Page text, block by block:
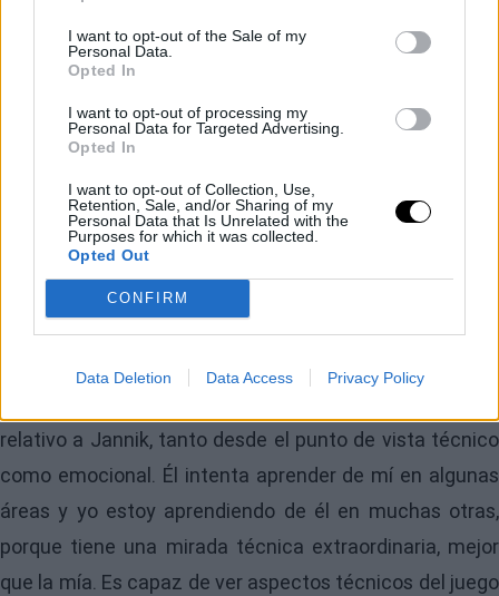
I want to opt-out of the Sale of my
Personal Data.
Opted In
I want to opt-out of processing my
Personal Data for Targeted Advertising.
Opted In
I want to opt-out of Collection, Use,
Retention, Sale, and/or Sharing of my
Personal Data that Is Unrelated with the
Purposes for which it was collected.
Opted Out
CONFIRM
Data Deletion Data Access Privacy Policy
mucho de las victorias, porque es fundamental “ir a la
escuela” en cada partido de tenis. Gane o pierda,
observa todo a través de la misma lente: ‘¿Cómo puedo
mejorar hoy?’. Esa es su fortaleza”
Su trabajo junto a Simone
Vagnozzi
“Él es el entrenador principal. Creo que el motivo por el
que nuestra relación funciona tan bien es que nuestros
roles están bastante definidos, aunque se entrelazan de
relativo a Jannik, tanto desde el punto de vista técnico
como emocional. Él intenta aprender de mí en algunas
áreas y yo estoy aprendiendo de él en muchas otras,
porque tiene una mirada técnica extraordinaria, mejor
que la mía. Es capaz de ver aspectos técnicos del juego